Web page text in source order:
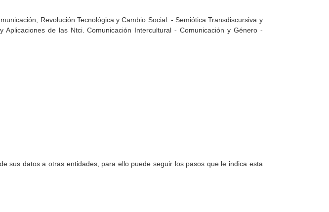
Revolución Tecnológica y Cambio Social. - Semiótica Transdiscursiva y
de las Ntci. Comunicación Intercultural - Comunicación y Género -
sus datos a otras entidades, para ello puede seguir los pasos que le indica esta